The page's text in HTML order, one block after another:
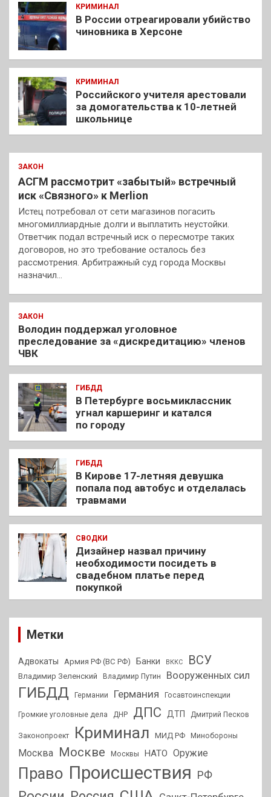
КРИМИНАЛ
В России отреагировали убийство
чиновника в Херсоне
КРИМИНАЛ
Российского учителя арестовали
за домогательства к 10-летней
школьнице
ЗАКОН
АСГМ рассмотрит «забытый» встречный
иск «Связного» к Merlion
Истец потребовал от сети магазинов погасить
многомиллиардные долги и выплатить неустойки.
Ответчик подал встречный иск о пересмотре таких
договоров, но это требование осталось без
рассмотрения. Арбитражный суд города Москвы
назначил…
ЗАКОН
Володин поддержал уголовное
преследование за «дискредитацию» членов
ЧВК
ГИБДД
В Петербурге восьмиклассник
угнал каршеринг и катался
по городу
ГИБДД
В Кирове 17-летняя девушка
попала под автобус и отделалась
травмами
СВОДКИ
Дизайнер назвал причину
необходимости посидеть в
свадебном платье перед
покупкой
Метки
Адвокаты Армия РФ (ВС РФ) Банки ВККС ВСУ
Владимир Зеленский Владимир Путин Вооруженных сил
ГИБДД Германии Германия Госавтоинспекции
Громкие уголовные дела ДНР ДПС ДТП Дмитрий Песков
Законопроект Криминал МИД РФ Минобороны
Москва Москве Москвы НАТО Оружие
Право Происшествия РФ